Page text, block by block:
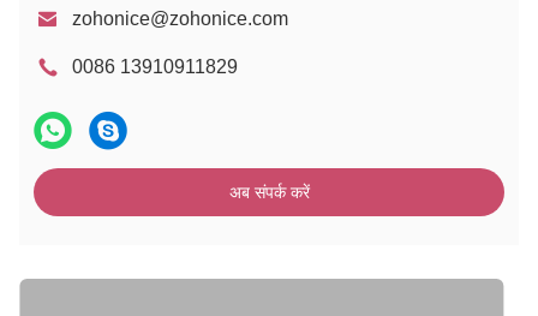
zohonice@zohonice.com
0086 13910911829
अब संपर्क करें